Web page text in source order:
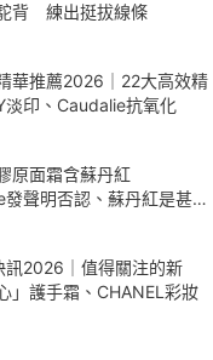
背 練出挺拔線條
華推薦2026｜22大高效精
淡印、Caudalie抗氧化
原面霜含蘇丹紅
聲明否認、蘇丹紅是甚
訊2026｜值得關注的新
」護手霜、CHANEL彩妝